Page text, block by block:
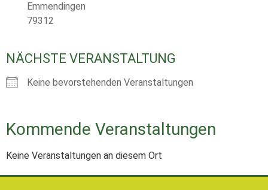
Emmendingen
79312
NÄCHSTE VERANSTALTUNG
Keine bevorstehenden Veranstaltungen
Kommende Veranstaltungen
Keine Veranstaltungen an diesem Ort